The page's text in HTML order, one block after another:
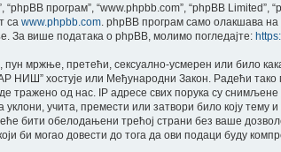
програм”, “www.phpbb.com”, “phpBB
са www.phpbb.com . phpBB програм само олакшава
За више података о phpBB, молимо погледајте:
мржње, претећи, сексуално-усмерен или било
хостује или Међународни Закон. Радећи тако
од нас. IP адресе свих порука су
учита, премести или затвори било коју тему и
неће бити обелодањени трећој страни без ваше
би могао довести до тога да ови подаци буду